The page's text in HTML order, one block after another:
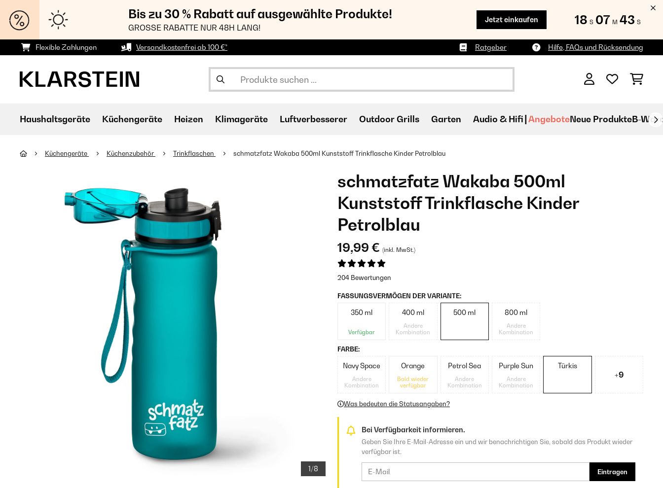
Bis zu 30 % Rabatt auf ausgewählte Produkte!
GROSSE RABATTE NUR 48H LANG!
Jetzt einkaufen 18 S 07 M 43 S
Flexible Zahlungen Versandkostenfrei ab 100 €* Ratgeber Hilfe, FAQs und Rücksendung
Haushaltsgeräte Küchengeräte Heizen Klimageräte Luftverbesserer Outdoor Grills Garten Audio & Hifi AngeboteNeue ProdukteB-
Küchengeräte Küchenzubehör Trinkflaschen schmatzfatz Wakaba 500ml Kunststoff Trinkflasche Kinder Petrolblau
1/8
schmatzfatz Wakaba 500ml
Kunststoff Trinkflasche Kinder
Petrolblau
19,99 € (inkl. MwSt.)
204 Bewertungen
FASSUNGSVERMÖGEN DER VARIANTE:
350 ml
Verfügbar
400 ml
Andere
Kombination
500 ml 800 ml
Andere
Kombination
FARBE:
Navy Space
Andere
Kombination
Orange
Bald wieder
verfügbar
Petrol Sea
Andere
Kombination
Purple Sun
Andere
Kombination
Türkis
+9
Was bedeuten die Statusangaben?
Bei Verfügbarkeit informieren.
Geben Sie Ihre E-Mail-Adresse ein und wir benachrichtigen Sie, sobald das Produkt wieder
verfügbar ist.
Eintragen